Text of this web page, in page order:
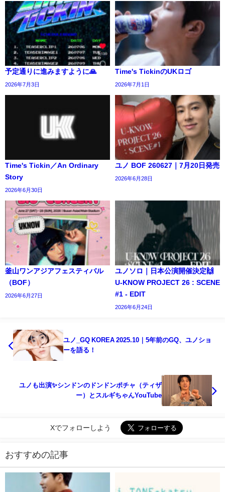
予定通りに進みますように🙏
2026年7月3日
Time's TickinのUKロゴ
2026年7月1日
Time's Tickin／An Ordinary
Story
2026年6月30日
ユノ BOF 260627｜7月20日発売
2026年6月28日
釜山ワンアジアフェスティバル
（BOF）
2026年6月27日
ユノソロ｜日本公演開催決定🙌
U-KNOW PROJECT 26 : SCENE
#1 - EDIT
2026年6月24日
ユノ_GQ KOREA 2025.10｜5年前のGQ、ユノショ
ーを語る！
ユノも出演✨️シンドンのドンドンポチャ（ティザ
ー）とスルギちゃんYouTube
Xでフォローしよう
おすすめの記事